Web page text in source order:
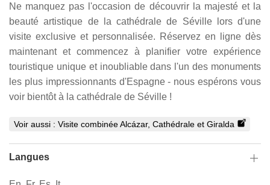
Ne manquez pas l'occasion de découvrir la majesté et la
beauté artistique de la cathédrale de Séville lors d'une
visite exclusive et personnalisée. Réservez en ligne dès
maintenant et commencez à planifier votre expérience
touristique unique et inoubliable dans l'un des monuments
les plus impressionnants d'Espagne - nous espérons vous
voir bientôt à la cathédrale de Séville !
Voir aussi : Visite combinée Alcázar, Cathédrale et Giralda
Langues